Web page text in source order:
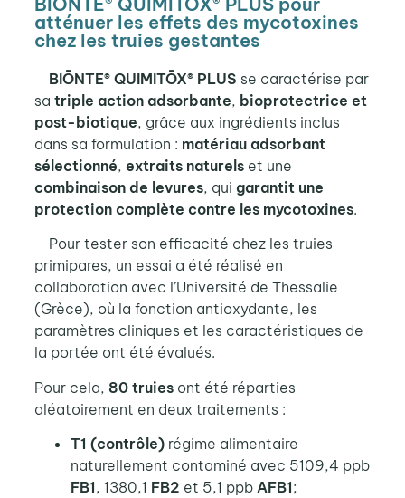
atténuer les effets des mycotoxines
chez les truies gestantes
BIŌNTE® QUIMITŌX® PLUS se caractérise par
sa triple action adsorbante, bioprotectrice et
post-biotique, grâce aux ingrédients inclus
dans sa formulation : matériau adsorbant
sélectionné, extraits naturelset une
combinaison de levures, qui garantit une
protection complète contre les mycotoxines.
Pour tester son efficacité chez les truies
primipares, un essai a été réalisé en
collaboration avec l’Université de Thessalie
(Grèce), où la fonction antioxydante, les
paramètres cliniques et les caractéristiques de
la portée ont été évalués.
Pour cela, 80 truies ont été réparties
aléatoirement en deux traitements :
T1 (contrôle)régime alimentaire
naturellement contaminé avec 5109,4 ppb
FB1, 1380,1 FB2 et 5,1 ppb AFB1;